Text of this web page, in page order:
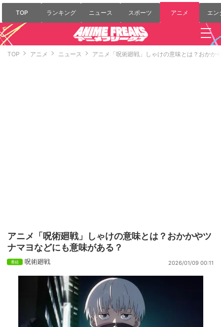
TOP ランキング ニュース スポーツ アニメ エン
TOP アニメ ニュース アニメ「呪術廻戦」しゃけの意味とは？おかか
アニメ「呪術廻戦」しゃけの意味とは？おかかやツ
ナマヨなどにも意味がある？
呪術廻戦 2026/01/09 00:11